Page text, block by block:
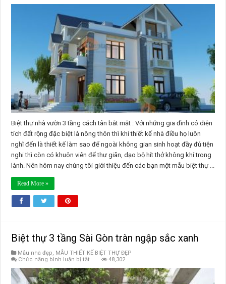
vườn
3
tầng
cách
tân
bắt
Biệt thự nhà vườn 3 tầng cách tân bắt mắt : Với những gia đình có diện
tích đất rộng đặc biệt là nông thôn thì khi thiết kế nhà điều họ luôn
nghĩ đến là thiết kế làm sao để ngoài không gian sinh hoạt đầy đủ tiện
nghi thì còn có khuôn viên để thư giãn, dạo bộ hít thở không khí trong
lành. Nên hôm nay chúng tôi giới thiệu đến các bạn một mẫu biệt thự ...
Read More »
Biệt thự 3 tầng Sài Gòn tràn ngập sắc xanh
Mẫu nhà đẹp, MẪU THIẾT KẾ BIỆT THỰ ĐẸP
Chức năng bình luận bị tắt
thự
3
48,302